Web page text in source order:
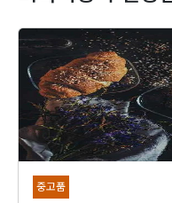
중고품